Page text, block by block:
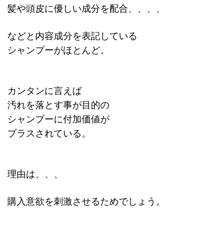
髪や頭皮に優しい成分を配合、、、、
などと内容成分を表記している
シャンプーがほとんど。
カンタンに言えば
汚れを落とす事が目的の
シャンプーに付加価値が
プラスされている。
理由は、、、
購入意欲を刺激させるためでしょう。